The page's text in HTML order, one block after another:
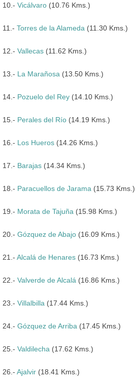
10.- Vicálvaro (10.76 Kms.)
11.- Torres de la Alameda (11.30 Kms.)
12.- Vallecas (11.62 Kms.)
13.- La Marañosa (13.50 Kms.)
14.- Pozuelo del Rey (14.10 Kms.)
15.- Perales del Río (14.19 Kms.)
16.- Los Hueros (14.26 Kms.)
17.- Barajas (14.34 Kms.)
18.- Paracuellos de Jarama (15.73 Kms.)
19.- Morata de Tajuña (15.98 Kms.)
20.- Gózquez de Abajo (16.09 Kms.)
21.- Alcalá de Henares (16.73 Kms.)
22.- Valverde de Alcalá (16.86 Kms.)
23.- Villalbilla (17.44 Kms.)
24.- Gózquez de Arriba (17.45 Kms.)
25.- Valdilecha (17.62 Kms.)
26.- Ajalvir (18.41 Kms.)